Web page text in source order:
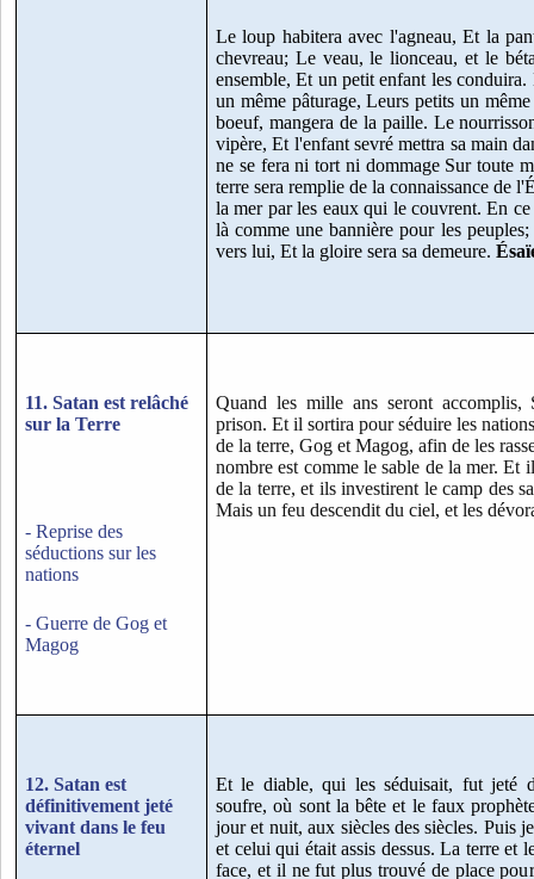
Le loup habitera avec l'agneau, Et la
chevreau; Le veau, le lionceau, et le
ensemble, Et un petit enfant les
un même pâturage, Leurs petits un
boeuf, mangera de la paille. Le
vipère, Et l'enfant sevré mettra sa main
ne se fera ni tort ni dommage Sur toute
terre sera remplie de la connaissance de
la mer par les eaux qui le couvrent. En
là comme une bannière pour les
vers lui, Et la gloire sera sa demeure.
11. Satan est relâché
sur la Terre
- Reprise des
séductions sur les
nations
- Guerre de Gog et
Magog
Quand les mille ans seront accomplis,
prison. Et il sortira pour séduire les
de la terre, Gog et Magog, afin de les
nombre est comme le sable de la mer. Et
de la terre, et ils investirent le camp des
Mais un feu descendit du ciel, et les
12. Satan est
définitivement jeté
vivant dans le feu
éternel
Et le diable, qui les séduisait, fut jeté
soufre, où sont la bête et le faux
jour et nuit, aux siècles des siècles. Puis
et celui qui était assis dessus. La terre et
face, et il ne fut plus trouvé de place